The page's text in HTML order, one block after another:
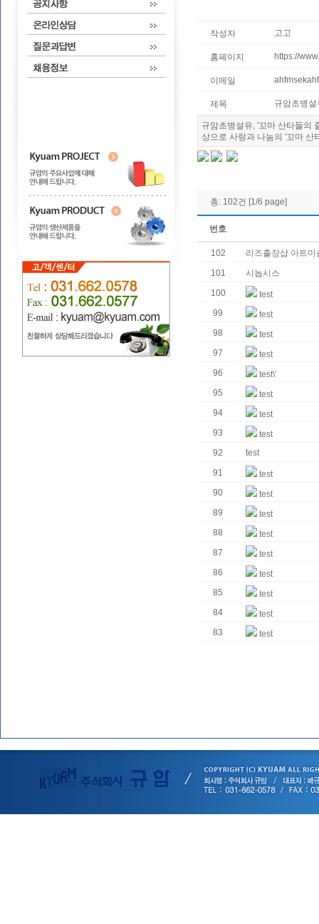
작성자 고고
홈페이지 https://
이메일
제목 규암초병
규암초병설유, '꼬마 산타들의
상으로 사랑과 나눔의 '꼬마 산
총: 102건 [1/6 page]
번호
102
리즈출장샵 아트
101
시놉시스
100
test
99
test
98
test
97
test
96
test\'
95
test
94
test
93
test
92
test
91
test
90
test
89
test
88
test
87
test
86
test
85
test
84
test
83
test